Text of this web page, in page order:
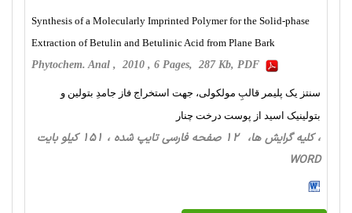
Synthesis of a Molecularly Imprinted Polymer for the Solid-phase
Extraction of Betulin and Betulinic Acid from Plane Bark
Phytochem. Anal , 2010 , 6 Pages, 287 Kb, PDF
سنتز یک پلیمر قالبِ مولکولی، جهت استخراج فاز جامدِ بتولین و
بتولینیک اسید از پوست درخت چنار
، کلیه گرایش ها، 12 صفحه فارسی تایپ شده ، 151 کیلو بایت
WORD